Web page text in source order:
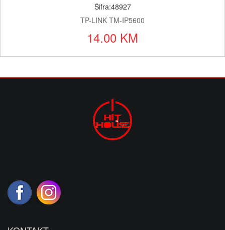
Šifra:48927
TP-LINK TM-IP5600
14.00 KM